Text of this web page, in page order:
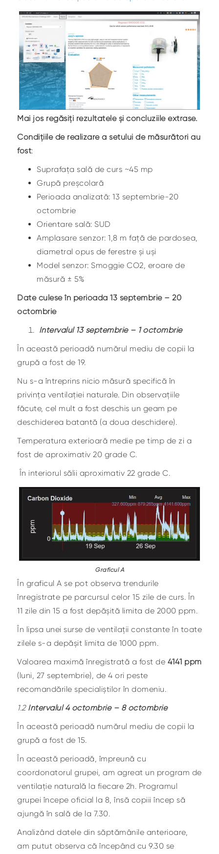
Mai jos regăsiți rezultatele și concluziile extrase.
Condițiile de realizare a setului de măsurători au
fost:
Suprafața sală de curs ~45 mp
Grupă preșcolară
Perioada analizată: 13 septembrie-20
octombrie
Orientare sală: SUD
Amplasare senzor: 1,8 m față de pardosea,
diametral opus de ferestre și uși
Model senzor: Smoggie CO2, eroare de
măsură ± 5%
Date culese în perioada 13 septembrie – 20
octombrie
Intervalul 13 septembrie – 1 octombrie
În această perioadă numărul mediu de copii la
grupă a fost de 19.
Nu s-a întreprins nicio măsură specifică în
privința ventilației naturale. Din observațiile
făcute, cel mult a fost deschis un geam pe
deschiderea batantă (a doua deschidere).
Temperatura exterioară medie pe timp de zi a
fost de aproximativ 20 grade C.
În interiorul sălii aproximativ 22 grade C.
Graficul A
În graficul A se pot observa trendurile
înregistrate pe parcursul celor 15 zile de curs. În
11 zile din 15 a fost depășită limita de 2000 ppm.
În lipsa unei surse de ventilații constante în toate
zilele s-a depășit limita de 1000 ppm.
Valoarea maximă înregistrată a fost de 4141 ppm
(luni, 27 septembrie), de 4 ori peste
recomandările specialiștilor în domeniu.
1.2 Intervalul 4 octombrie – 8 octombrie
În această perioadă numărul mediu de copii la
grupă a fost de 15.
În această perioadă, împreună cu
coordonatorul grupei, am agreat un program de
ventilație naturală la fiecare 2h. Programul
grupei începe oficial la 8, însă copiii încep să
ajungă în sală de la 7.30.
Analizând datele din săptămânile anterioare,
am putut observa că începând cu 9.30 se